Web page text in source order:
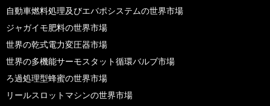
自動車燃料処理及びエバポシステムの世界市場
ジャガイモ肥料の世界市場
世界の乾式電力変圧器市場
世界の多機能サーモスタット循環バルブ市場
ろ過処理型蜂蜜の世界市場
リールスロットマシンの世界市場